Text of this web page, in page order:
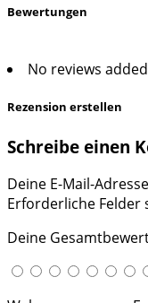
Bewertungen
No reviews
Rezension erstellen
Schreibe einen
Deine E-Mail-
Erforderliche Felder
Deine